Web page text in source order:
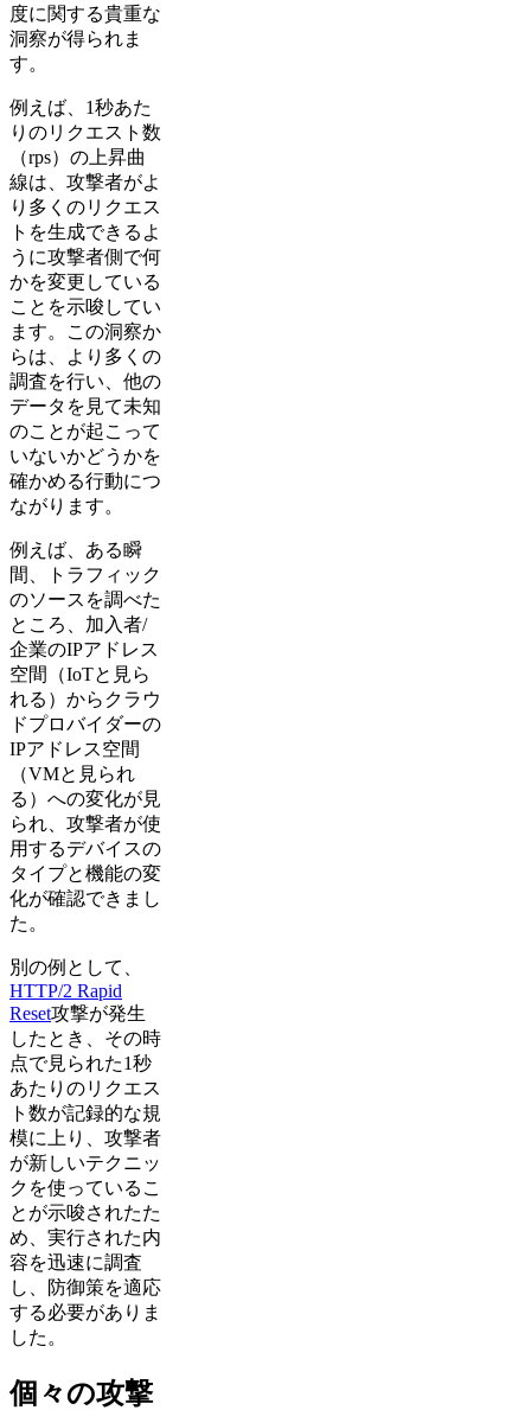
度に関する貴重な
洞察が得られま
す。
例えば、1秒あた
りのリクエスト数
（rps）の上昇曲
線は、攻撃者がよ
り多くのリクエス
トを生成できるよ
うに攻撃者側で何
かを変更している
ことを示唆してい
ます。この洞察か
らは、より多くの
調査を行い、他の
データを見て未知
のことが起こって
いないかどうかを
確かめる行動につ
ながります。
例えば、ある瞬
間、トラフィック
のソースを調べた
ところ、加入者/
企業のIPアドレス
空間（IoTと見ら
れる）からクラウ
ドプロバイダーの
IPアドレス空間
（VMと見られ
る）への変化が見
られ、攻撃者が使
用するデバイスの
タイプと機能の変
化が確認できまし
た。
別の例として、
HTTP/2 Rapid
Reset攻撃が発生
したとき、その時
点で見られた1秒
あたりのリクエス
ト数が記録的な規
模に上り、攻撃者
が新しいテクニッ
クを使っているこ
とが示唆されたた
め、実行された内
容を迅速に調査
し、防御策を適応
する必要がありま
した。
個々の攻撃